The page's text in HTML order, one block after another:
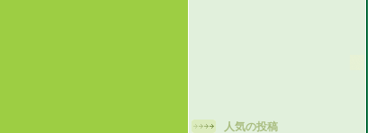
人気の投稿